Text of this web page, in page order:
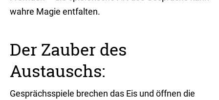
wahre Magie entfalten.
Der Zauber des
Austauschs:
Gesprächsspiele brechen das Eis und öffnen die